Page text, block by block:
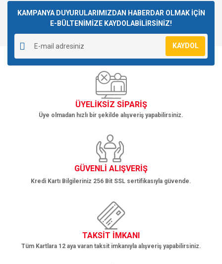
Yorum Yaz
kullanarak tarafımıza iletebilirsiniz.
Görüş ve önerileriniz için teşekkür ederiz.
Ürün resmi kalitesiz, bozuk veya görüntülenemiyor.
Ürün açıklamasında eksik bilgiler bulunuyor.
Ürün bilgilerinde hatalar bulunuyor.
Ürün fiyatı diğer sitelerden daha pahalı.
Bu ürüne benzer farklı alternatifler olmalı.
Gönder
KAMPANYA DUYURULARIMIZDAN HABERDAR OLMAK İÇİN
E-BÜLTENİMİZE KAYDOLABİLİRSİNİZ!
KAYDOL
ÜYELİKSİZ SİPARİŞ
Üye olmadan hızlı bir şekilde alışveriş yapabilirsiniz.
GÜVENLİ ALIŞVERİŞ
Kredi Kartı Bilgileriniz 256 Bit SSL sertifikasıyla güvende.
TAKSİT İMKANI
Tüm Kartlara 12 aya varan taksit imkanıyla alışveriş yapabilirsiniz.